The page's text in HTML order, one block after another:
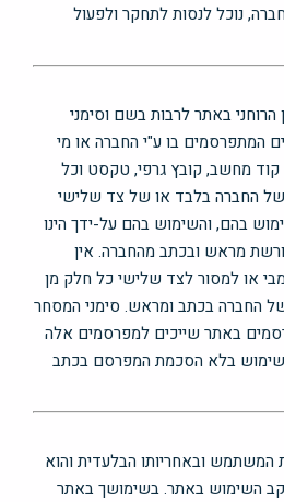
נוכל לנסות לתחקר ולפעול
הרוחני באתר לרבות בשם וסימני
המתפרסמים בו ע"י החברה או מי
קוד מחשב, קובץ גרפי, טקסט וכל
של החברה בלבד או של צד שלישי
בהם, והשימוש בהם על-ידך הינו
מראש ובכתב מהחברה. אין
או למסור לצד שלישי כל חלק מן
החברה בכתב ומראש. סימני המסחר
באתר שייכים למפרסמים אלה
בלא הסכמת המפרסם בכתב
ובאחריותו הבלעדית והוא
השימוש באתר. בשימושך באתר